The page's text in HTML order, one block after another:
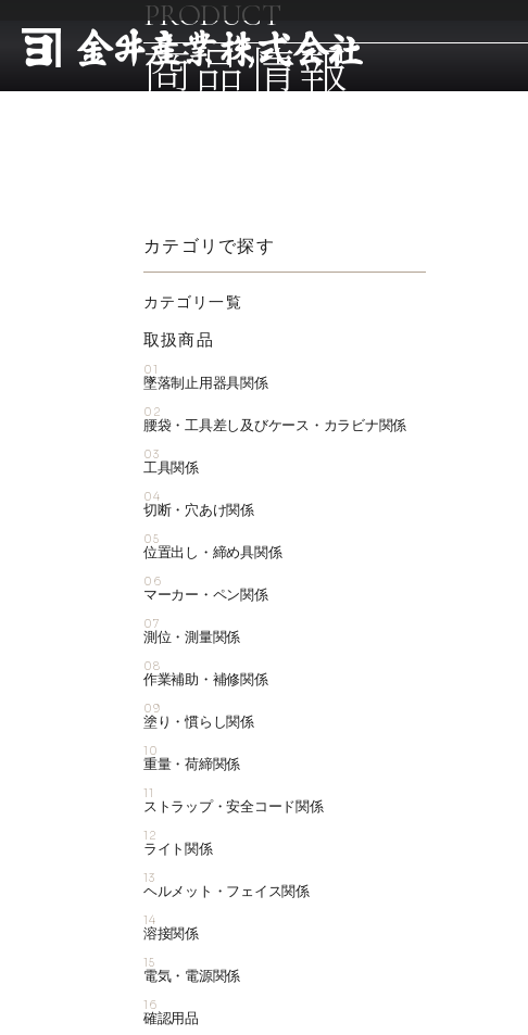
PRODUCT
商品情報
カテゴリで探す
カテゴリ一覧
取扱商品
01
墜落制止用器具関係
02
腰袋・工具差し及びケース・カラビナ関係
03
工具関係
04
切断・穴あけ関係
05
位置出し・締め具関係
06
マーカー・ペン関係
07
測位・測量関係
08
作業補助・補修関係
09
塗り・慣らし関係
10
重量・荷締関係
11
ストラップ・安全コード関係
12
ライト関係
13
ヘルメット・フェイス関係
14
溶接関係
15
電気・電源関係
16
確認用品